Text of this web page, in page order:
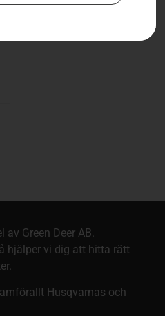
av Green Deer AB.
hjälper vi dig att hitta rätt
Husqvarnas och